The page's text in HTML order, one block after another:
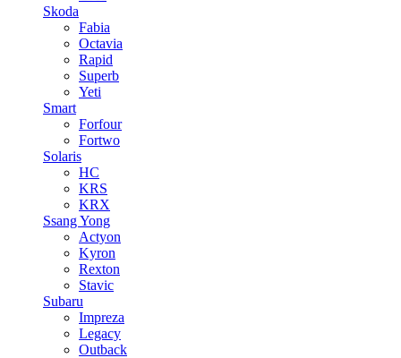
Skoda
Fabia
Octavia
Rapid
Superb
Yeti
Smart
Forfour
Fortwo
Solaris
HC
KRS
KRX
Ssang Yong
Actyon
Kyron
Rexton
Stavic
Subaru
Impreza
Legacy
Outback